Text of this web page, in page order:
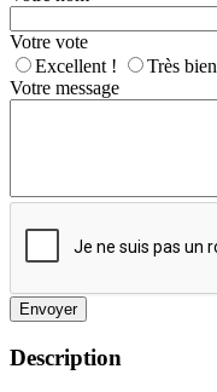
Votre vote
Excellent !
Très bien
Votre message
Envoyer
Description